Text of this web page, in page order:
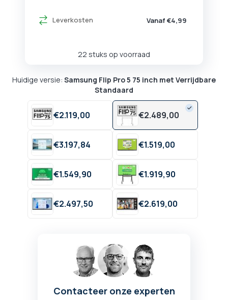
Leverkosten Vanaf €4,99
22 stuks op voorraad
Huidige versie: Samsung Flip Pro 5 75 inch met Verrijdbare
Standaard
€2.119,00 €2.489,00
€3.197,84 €1.519,00
€1.549,90 €1.919,90
€2.497,50 €2.619,00
Contacteer onze experten